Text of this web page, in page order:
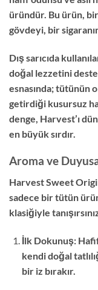
üründür. Bu ürün,
gövdeyi, bir
Dış sarıcıda
doğal lezzetini
esnasında; tütünün
getirdiği kusursuz
denge, Harvest’ı
en büyük sırdır.
Aroma ve
Harvest Sweet
sadece bir tütün
klasiğiyle
İlk Dokunuş:
kendi doğal
bir iz bırakır.